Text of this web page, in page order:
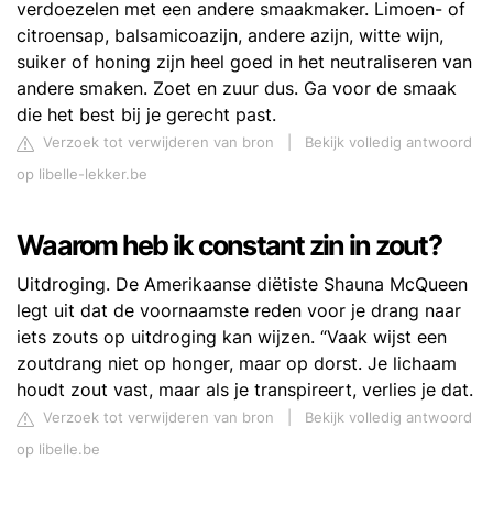
verdoezelen met een andere smaakmaker. Limoen- of
citroensap, balsamicoazijn, andere azijn, witte wijn,
suiker of honing zijn heel goed in het neutraliseren van
andere smaken. Zoet en zuur dus. Ga voor de smaak
die het best bij je gerecht past.
Verzoek tot verwijderen van bron
Bekijk volledig antwoord
op libelle-lekker.be
Waarom heb ik constant zin in zout?
Uitdroging. De Amerikaanse diëtiste Shauna McQueen
legt uit dat de voornaamste reden voor je drang naar
iets zouts op uitdroging kan wijzen. “Vaak wijst een
zoutdrang niet op honger, maar op dorst. Je lichaam
houdt zout vast, maar als je transpireert, verlies je dat.
Verzoek tot verwijderen van bron
Bekijk volledig antwoord
op libelle.be